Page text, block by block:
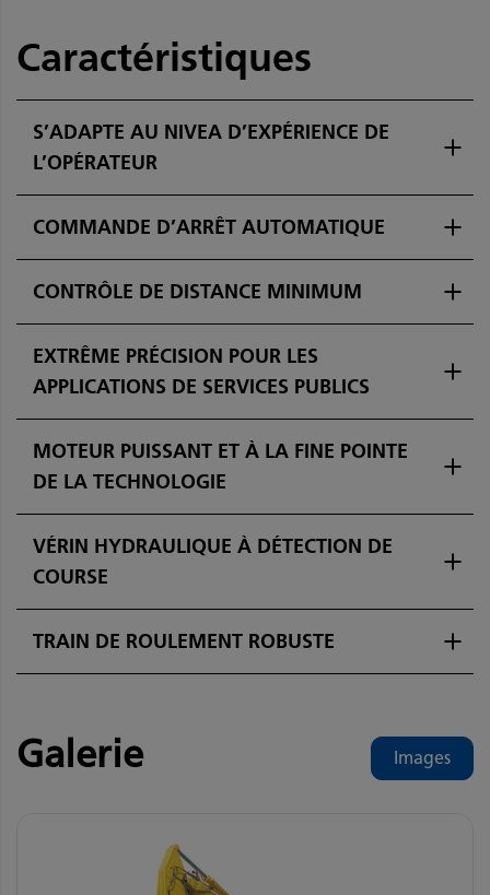
Caractéristiques
S’ADAPTE AU NIVEA D’EXPÉRIENCE DE
L’OPÉRATEUR
COMMANDE D’ARRÊT AUTOMATIQUE
CONTRÔLE DE DISTANCE MINIMUM
EXTRÊME PRÉCISION POUR LES
APPLICATIONS DE SERVICES PUBLICS
MOTEUR PUISSANT ET À LA FINE POINTE
DE LA TECHNOLOGIE
VÉRIN HYDRAULIQUE À DÉTECTION DE
COURSE
TRAIN DE ROULEMENT ROBUSTE
Galerie Images